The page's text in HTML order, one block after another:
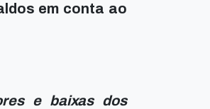
em conta ao
e baixas dos